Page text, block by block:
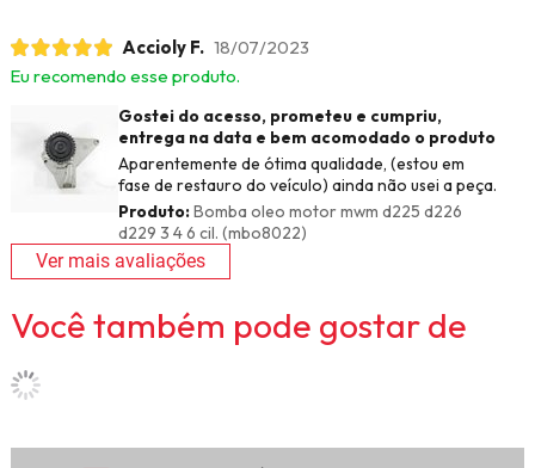
Accioly F. 18/07/2023
Eu recomendo esse produto.
Gostei do acesso, prometeu e cumpriu,
entrega na data e bem acomodado o produto
Aparentemente de ótima qualidade, (estou em
fase de restauro do veículo) ainda não usei a peça.
Produto:Bomba oleo motor mwm d225 d226
d229 3 4 6 cil. (mbo8022)
Ver mais avaliações
Você também pode gostar de